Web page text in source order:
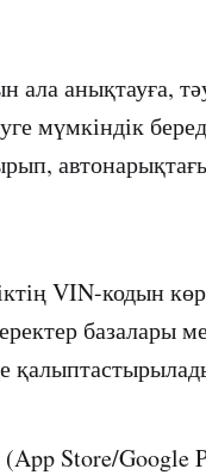
анықтауға,
мүмкіндік
VIN-кодын
базалары
Store/Google